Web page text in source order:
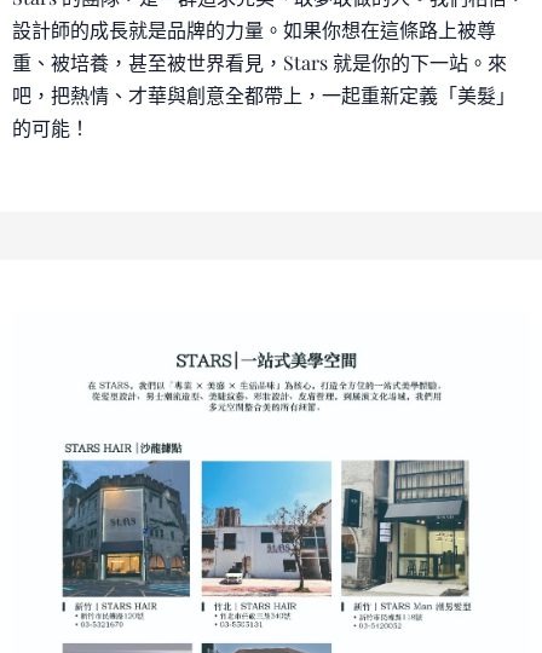
設計師的成長就是品牌的力量。如果你想在這條路上被尊
重、被培養，甚至被世界看見，Stars 就是你的下一站。來
吧，把熱情、才華與創意全都帶上，一起重新定義「美髮」
的可能！